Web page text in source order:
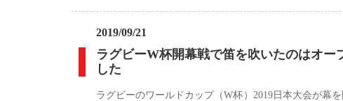
2019/09/21
ラグビーW杯開幕戦で笛を吹いたのはオ
した
ラグビーのワールドカップ（W杯）2019日本大会が幕